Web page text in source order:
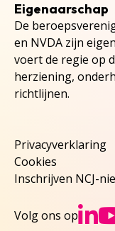
Eigenaarschap
De
en NVDA zijn
voert de regie op
herziening,
richtlijnen.
Privacyverklaring
Cookies
Inschrijven NCJ-
Volg ons op